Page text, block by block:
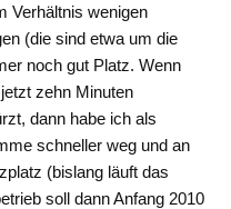
Verhältnis wenigen
(die sind etwa um die
noch gut Platz. Wenn
zehn Minuten
dann habe ich als
schneller weg und an
(bislang läuft das
soll dann Anfang 2010